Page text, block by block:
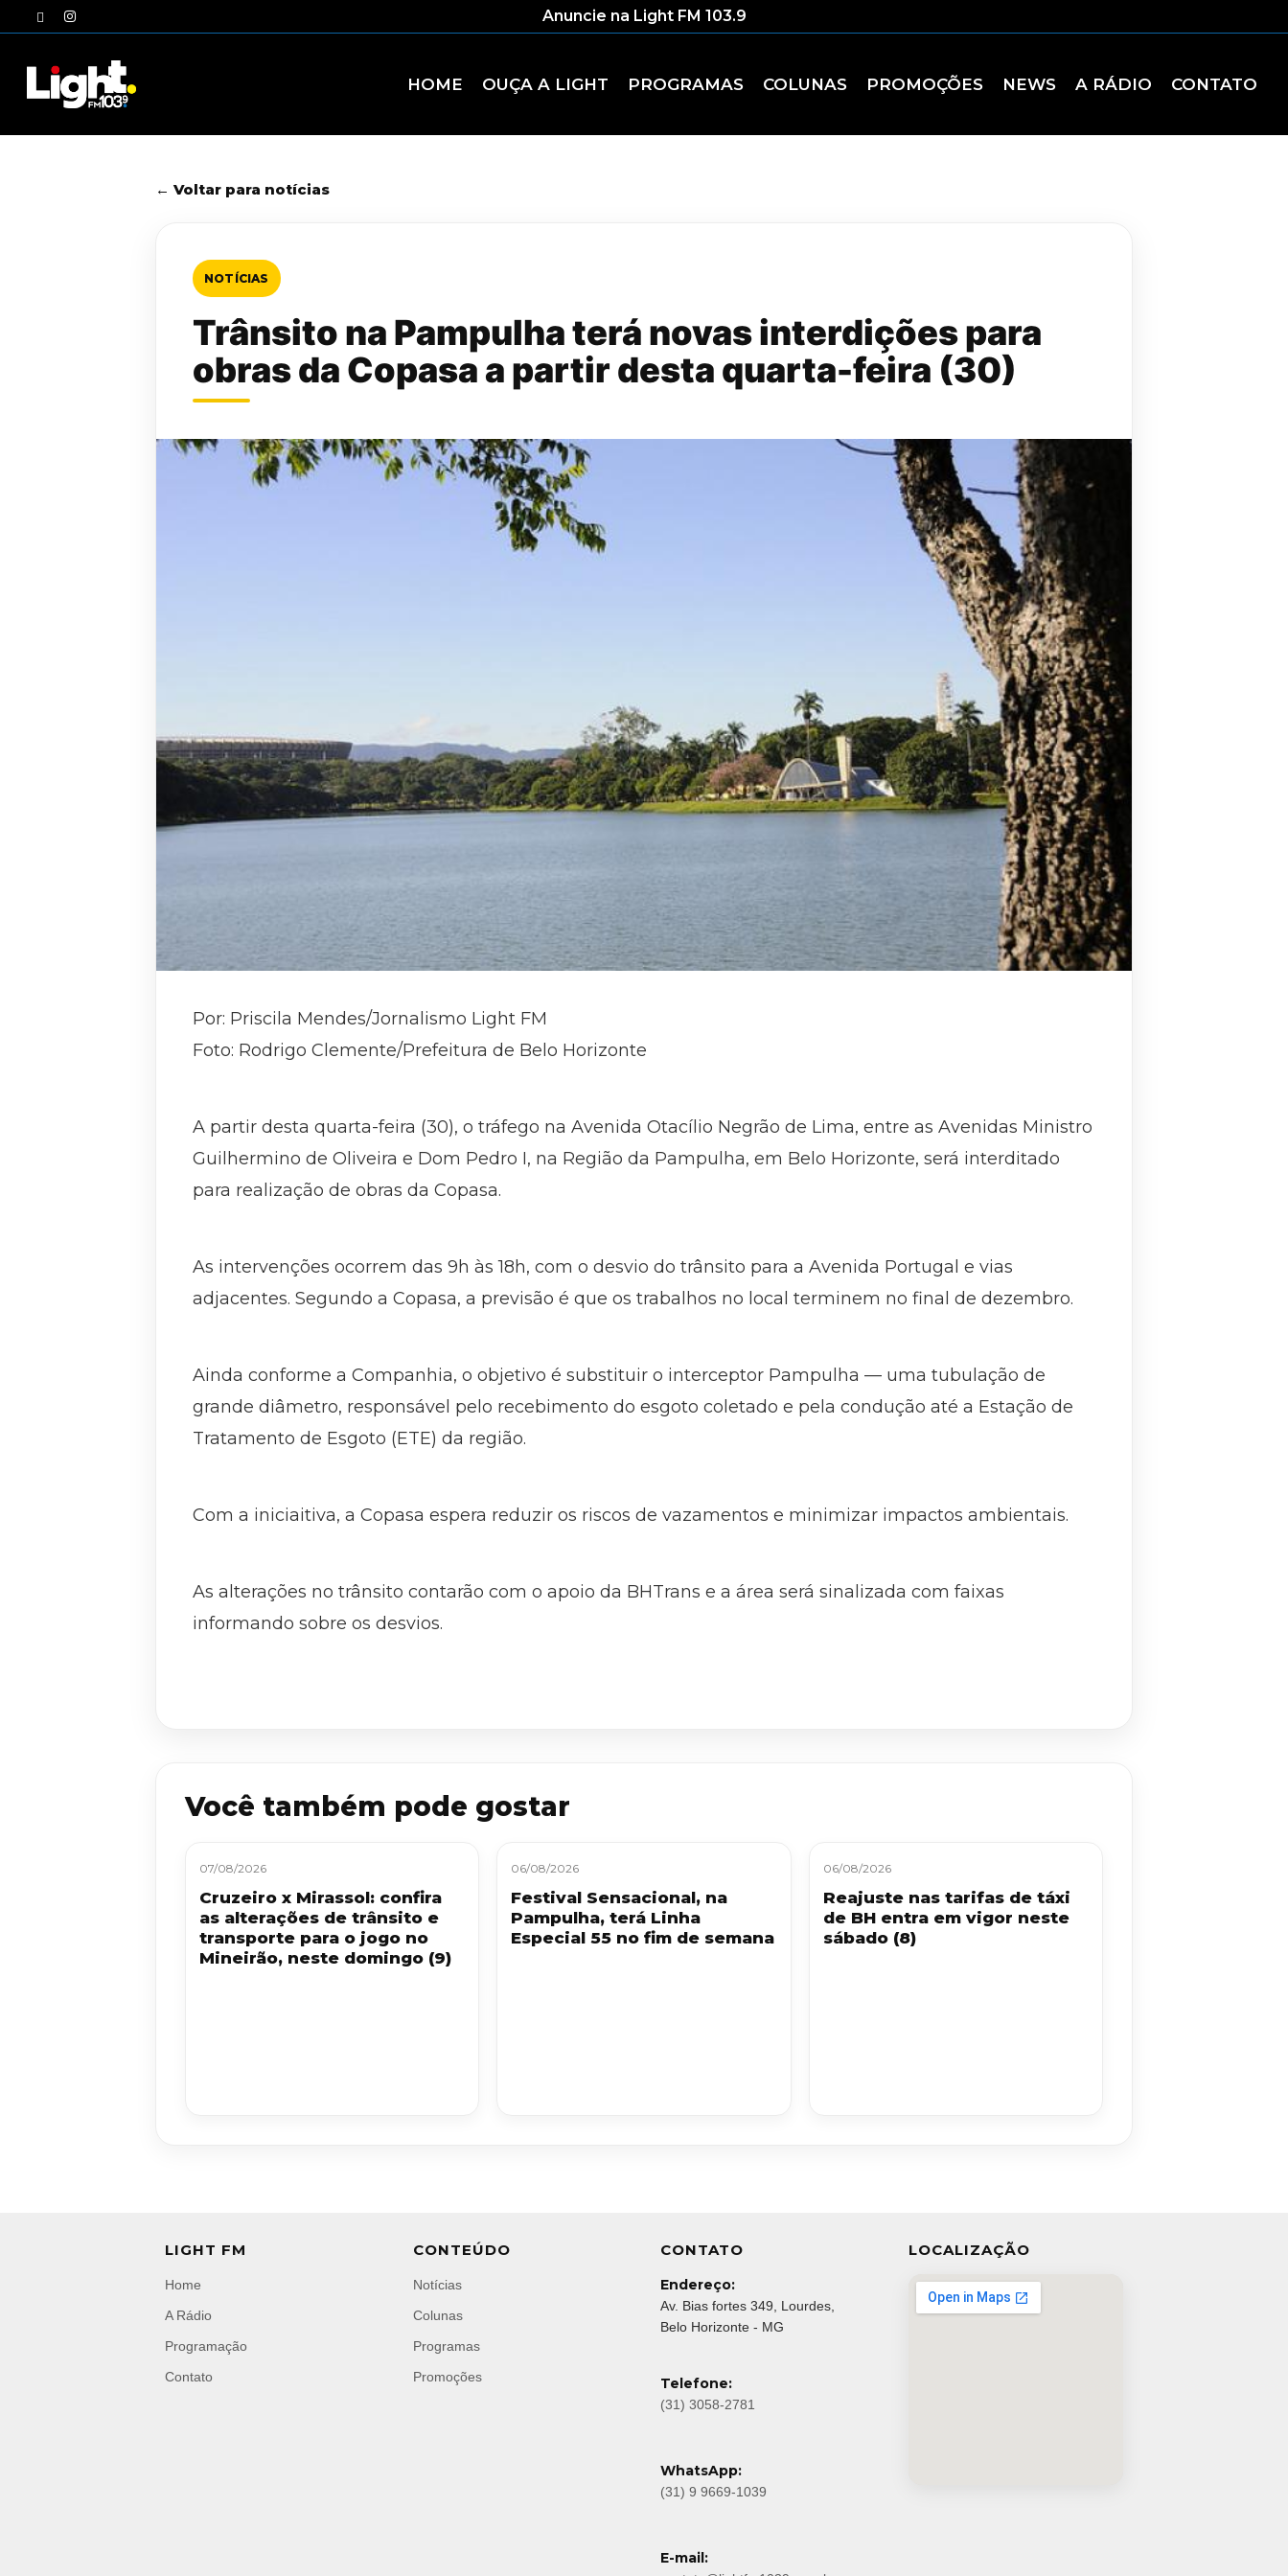
to
twitterinstagram Anuncie na Light FM 103.9
HOME OUÇA A LIGHT PROGRAMAS COLUNAS PROMOÇÕES NEWS A RÁDIO CONTATO
← Voltar para notícias
NOTÍCIAS
Trânsito na Pampulha terá novas interdições para
obras da Copasa a partir desta quarta-feira (30)
Por: Priscila Mendes/Jornalismo Light FM
Foto: Rodrigo Clemente/Prefeitura de Belo Horizonte
A partir desta quarta-feira (30), o tráfego na Avenida Otacílio Negrão de Lima, entre as Avenidas Ministro
Guilhermino de Oliveira e Dom Pedro I, na Região da Pampulha, em Belo Horizonte, será interditado
para realização de obras da Copasa.
As intervenções ocorrem das 9h às 18h, com o desvio do trânsito para a Avenida Portugal e vias
adjacentes. Segundo a Copasa, a previsão é que os trabalhos no local terminem no final de dezembro.
Ainda conforme a Companhia, o objetivo é substituir o interceptor Pampulha — uma tubulação de
grande diâmetro, responsável pelo recebimento do esgoto coletado e pela condução até a Estação de
Tratamento de Esgoto (ETE) da região.
Com a iniciaitiva, a Copasa espera reduzir os riscos de vazamentos e minimizar impactos ambientais.
As alterações no trânsito contarão com o apoio da BHTrans e a área será sinalizada com faixas
informando sobre os desvios.
Você também pode gostar
07/08/2026
Cruzeiro x Mirassol: confira
as alterações de trânsito e
transporte para o jogo no
Mineirão, neste domingo (9)
06/08/2026
Festival Sensacional, na
Pampulha, terá Linha
Especial 55 no fim de semana
06/08/2026
Reajuste nas tarifas de táxi
de BH entra em vigor neste
sábado (8)
LIGHT FM
Home
A Rádio
Programação
Contato
CONTEÚDO
Notícias
Colunas
Programas
Promoções
CONTATO
Endereço:
Av. Bias fortes 349, Lourdes,
Belo Horizonte - MG
Telefone:
(31) 3058-2781
WhatsApp:
(31) 9 9669-1039
E-mail:
LOCALIZAÇÃO